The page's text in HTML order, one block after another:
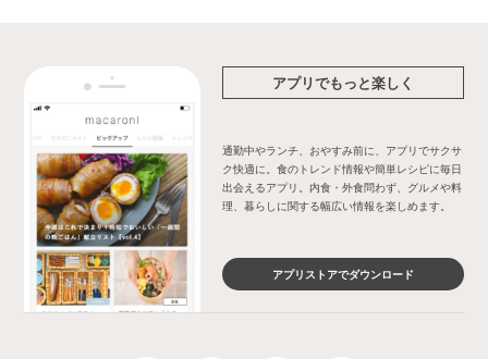
アプリでもっと楽しく
通勤中やランチ、おやすみ前に、アプリでサクサ
ク快適に。食のトレンド情報や簡単レシピに毎日
出会えるアプリ。内食・外食問わず、グルメや料
理、暮らしに関する幅広い情報を楽しめます。
アプリストアでダウンロード